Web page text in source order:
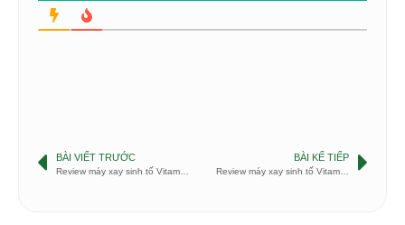
BÀI VIẾT TRƯỚC
Review máy xay sinh tố Vitamix Advance
BÀI KẾ TIẾP
Review máy xay sinh tố Vitamix 7500